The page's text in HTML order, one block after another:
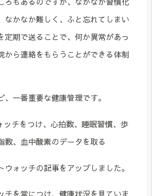
なかなか難しく、ふと忘れてしまい
定期で送ることで、何か異常があっ
から連絡をもらうことができる体制
、一番重要な健康管理です。
ッチをつけ、心拍数、睡眠習慣、歩
数、血中酸素のデータを取る
ウォッチの記事をアップしました。
チを常につけ、健康状況を見ていま